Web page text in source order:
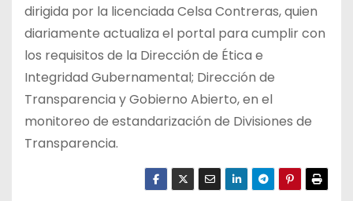
dirigida por la licenciada Celsa Contreras, quien
diariamente actualiza el portal para cumplir con
los requisitos de la Dirección de Ética e
Integridad Gubernamental; Dirección de
Transparencia y Gobierno Abierto, en el
monitoreo de estandarización de Divisiones de
Transparencia.